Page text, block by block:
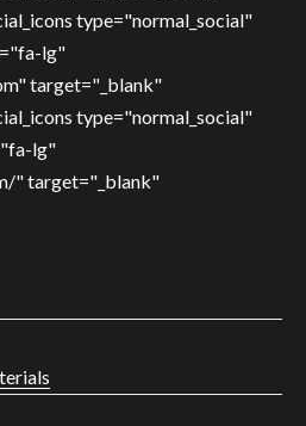
type="normal_social"
lg"
target="_blank"
type="normal_social"
lg"
" target="_blank"